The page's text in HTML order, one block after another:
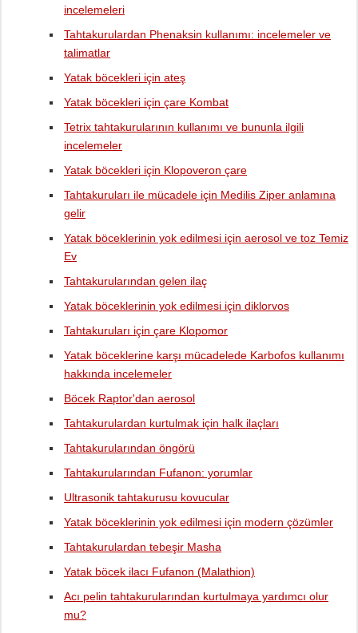
incelemeleri
Tahtakurulardan Phenaksin kullanımı: incelemeler ve
talimatlar
Yatak böcekleri için ateş
Yatak böcekleri için çare Kombat
Tetrix tahtakurularının kullanımı ve bununla ilgili
incelemeler
Yatak böcekleri için Klopoveron çare
Tahtakuruları ile mücadele için Medilis Ziper anlamına
gelir
Yatak böceklerinin yok edilmesi için aerosol ve toz Temiz
Ev
Tahtakurularından gelen ilaç
Yatak böceklerinin yok edilmesi için diklorvos
Tahtakuruları için çare Klopomor
Yatak böceklerine karşı mücadelede Karbofos kullanımı
hakkında incelemeler
Böcek Raptor'dan aerosol
Tahtakurulardan kurtulmak için halk ilaçları
Tahtakurularından öngörü
Tahtakurularından Fufanon: yorumlar
Ultrasonik tahtakurusu kovucular
Yatak böceklerinin yok edilmesi için modern çözümler
Tahtakurulardan tebeşir Masha
Yatak böcek ilacı Fufanon (Malathion)
Acı pelin tahtakurularından kurtulmaya yardımcı olur
mu?